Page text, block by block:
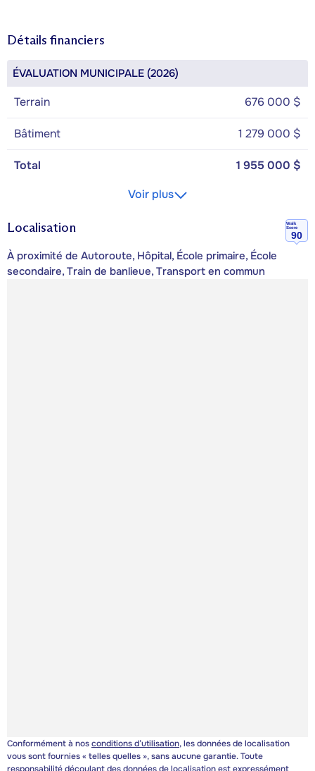
Détails financiers
ÉVALUATION MUNICIPALE (2026)
Terrain 676 000 $
Bâtiment 1 279 000 $
Total
1 955 000 $
Voir plus
Localisation
Walk
Score
90
À proximité de Autoroute, Hôpital, École primaire, École
secondaire, Train de banlieue, Transport en commun
Conformément à nosconditions d’utilisation, les données de localisation
vous sont fournies « telles quelles », sans aucune garantie. Toute
responsabilité découlant des données de localisation est expressément